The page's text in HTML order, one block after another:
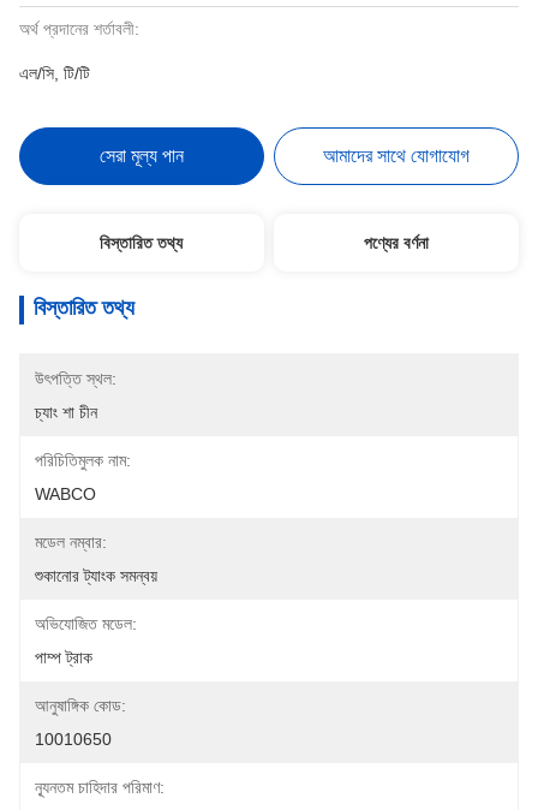
অর্থ প্রদানের শর্তাবলী:
এল/সি, টি/টি
সেরা মূল্য পান আমাদের সাথে যোগাযোগ
বিস্তারিত তথ্য পণ্যের বর্ণনা
বিস্তারিত তথ্য
উৎপত্তি স্থল:
চ্যাং শা চীন
পরিচিতিমুলক নাম:
WABCO
মডেল নম্বার:
শুকানোর ট্যাংক সমন্বয়
অভিযোজিত মডেল:
পাম্প ট্রাক
আনুষাঙ্গিক কোড:
10010650
ন্যূনতম চাহিদার পরিমাণ: